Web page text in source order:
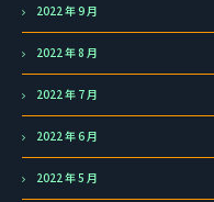
2022 年 9 月
2022 年 8 月
2022 年 7 月
2022 年 6 月
2022 年 5 月